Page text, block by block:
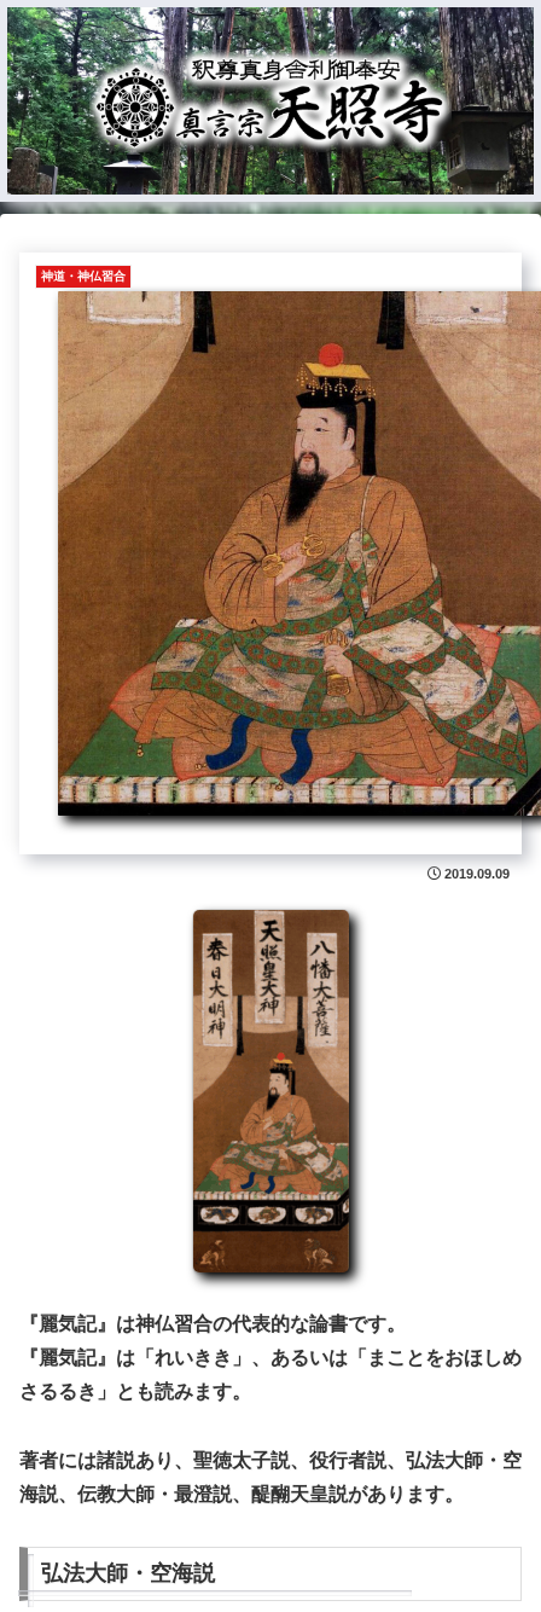
神道・神仏習合
2019.09.09
『麗気記』は神仏習合の代表的な論書です。
『麗気記』は「れいきき」、あるいは「 まことをおほしめ
さるるき 」とも読みます。
著者には諸説あり、聖徳太子説、役行者説、弘法大師・空
海説、伝教大師・最澄説、醍醐天皇説があります。
弘法大師・空海説